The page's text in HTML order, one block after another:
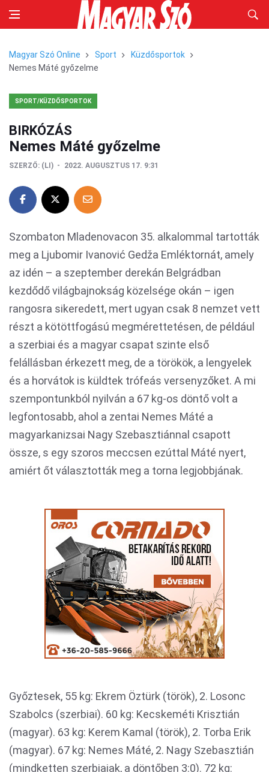
Magyar Szó Online Sport
Küzdősportok
Nemes Máté győzelme
SPORT/KÜZDŐSPORTOK
BIRKÓZÁS
Nemes Máté győzelme
SZERZŐ: (LI) 2022. AUGUSZTUS 17. 9:31
Szombaton Mladenovacon 35. alkalommal tartották
meg a Ljubomir Ivanović Gedža Emléktornát, amely
az idén – a szeptember derekán Belgrádban
kezdődő világbajnokság közelsége okán – igen
rangosra sikeredett, mert ugyan csak 8 nemzet vett
részt a kötöttfogású megmérettetésen, de például
a szerbiai és a magyar csapat szinte első
felállásban érkezett meg, de a törökök, a lengyelek
és a horvátok is küldtek trófeás versenyzőket. A mi
szempontunkból nyilván a 67 kg-os döntő volt a
legfontosabb, ahol a zentai Nemes Máté a
magyarkanizsai Nagy Szebasztiánnal csapott
össze, s egy szoros meccsen ezúttal Máté nyert,
amiért őt választották meg a torna legjobbjának.
Győztesek, 55 kg: Ekrem Öztürk (török), 2. Losonc
Szabolcs (szerbiai). 60 kg: Kecskeméti Krisztián
(magyar). 63 kg: Kerem Kamal (török), 2. Torba Erik
(magyar). 67 kg: Nemes Máté, 2. Nagy Szebasztián
(mindketten szerbiaiak, a döntőben 3:0). 72 kg: